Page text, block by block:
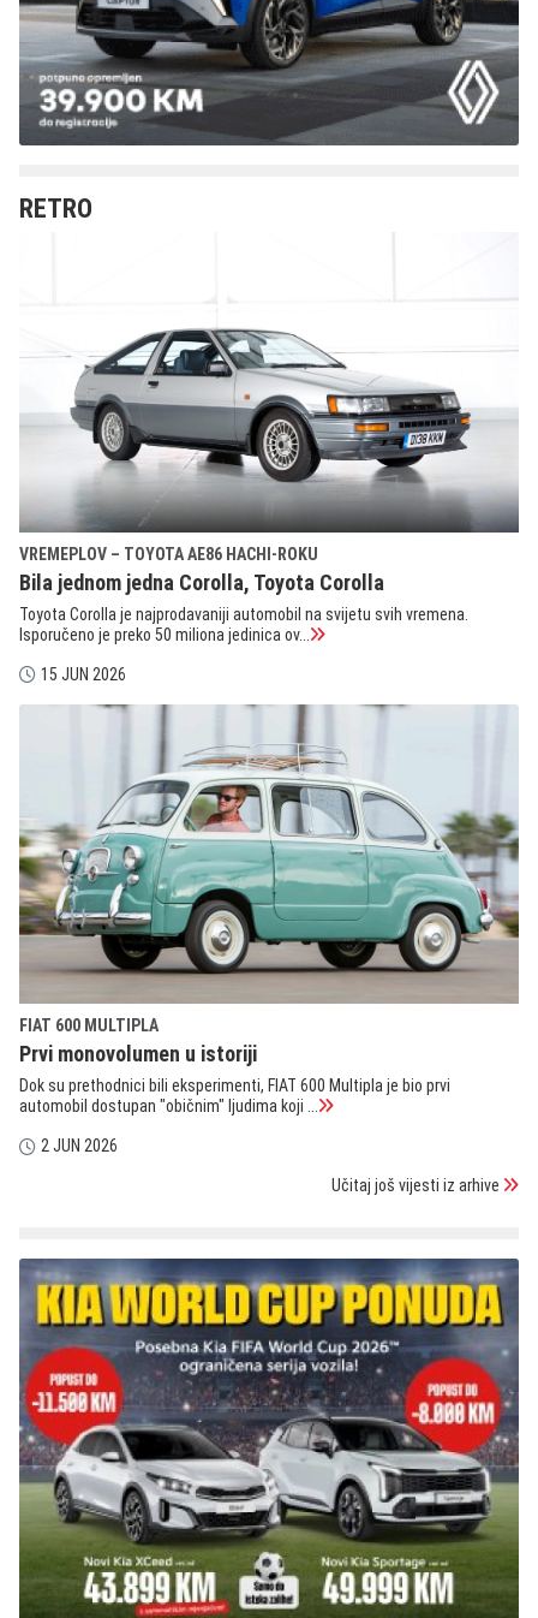
RETRO
VREMEPLOV – TOYOTA AE86 HACHI-ROKU
Bila jednom jedna Corolla, Toyota Corolla
Toyota Corolla je najprodavaniji automobil na svijetu svih vremena.
Isporučeno je preko 50 miliona jedinica ov...
15 JUN 2026
FIAT 600 MULTIPLA
Prvi monovolumen u istoriji
Dok su prethodnici bili eksperimenti, FIAT 600 Multipla je bio prvi
automobil dostupan "običnim" ljudima koji ...
2 JUN 2026
Učitaj još vijesti iz arhive